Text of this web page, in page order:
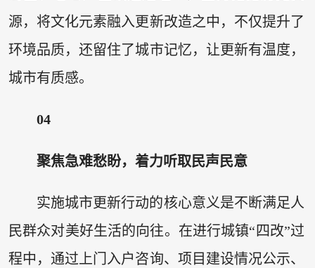
源，将文化元素融入更新改造之中，不仅提升了
环境品质，还留住了城市记忆，让更新有温度，
城市有质感。
04
聚焦急难愁盼，着力听取民声民意
实施城市更新行动的核心意义是不断满足人
民群众对美好生活的向往。在进行城镇“四改”过
程中，通过上门入户咨询、项目建设情况公示、